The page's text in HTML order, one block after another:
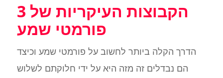
3 הקבוצות העיקריות של
פורמטי שמע
הדרך הקלה ביותר לחשוב על פורמטי שמע וכיצד
הם נבדלים זה מזה היא על ידי חלוקתם לשלוש